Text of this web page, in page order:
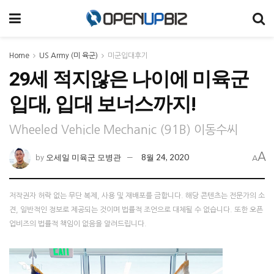
Home US Army (미 육군) 미군입대후기
29세 적지않은 나이에 미육군
입대, 입대 보너스까지!
Wheeled Vehicle Mechanic (91B) 이동수씨
by 오세일 미육군 모병관 8월 24, 2020 AA
저작권자 허락 없는 무단 복제, 사용 및 재배포를 금합니다. 해당 콘텐츠는 전문가의 소
견, 일반적인 정보로 제공되는 것이며 법률적 조언으로 대체될 수 없습니다. 또한 오픈
업비즈의 법률적 책임이 없음을 알려드립니다.